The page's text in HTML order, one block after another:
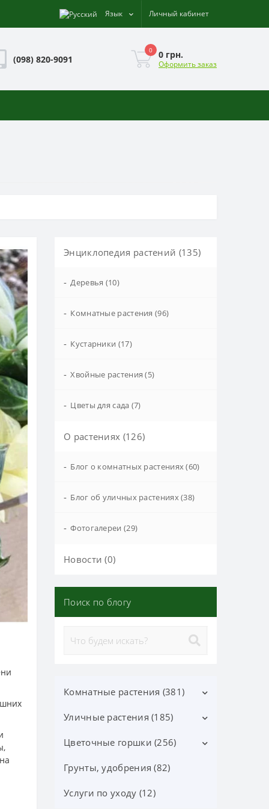
Язык Личный кабинет
(098) 820-9091
0 0 грн.
Оформить заказ
Энциклопедия растений (135)
- Деревья (10)
- Комнатные растения (96)
- Кустарники (17)
- Хвойные растения (5)
- Цветы для сада (7)
О растениях (126)
- Блог о комнатных растениях (60)
- Блог об уличных растениях (38)
- Фотогалереи (29)
Новости (0)
Поиск по блогу
Комнатные растения (381)
Декоративно-лиственные (113)
Цветущие (37)
Орхидеи фаленопсис (70)
Орхидеи (24)
Уличные растения (185)
Лиственные кустарники (25)
Цветущие кустарники (52)
Хвойные деревья и
Цветочные горшки (256)
Горшки Лечуза, Аксессуары
Грунты, удобрения (82)
Услуги по уходу (12)